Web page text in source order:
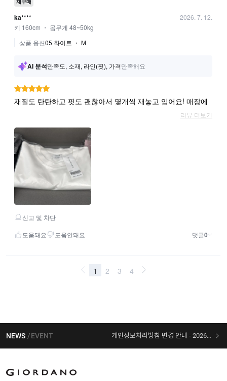
NEWS EVENT 개인정보처리방침 변경 안내 - 2026/07/30 시행